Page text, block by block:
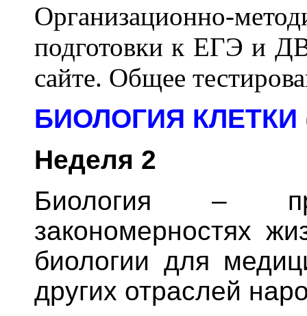
Организационно-
подготовки к ЕГЭ и
сайте. Общее
БИОЛОГИЯ КЛЕТКИ
Неделя 2
Биология –
закономерностях
биологии для
других отраслей